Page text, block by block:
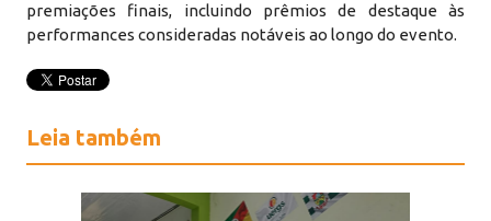
premiações finais, incluindo prêmios de destaque às
performances consideradas notáveis ao longo do evento.
Leia também